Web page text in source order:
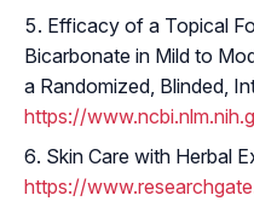
Efficacy of a Topical
Bicarbonate in Mild to
a Randomized, Blinded,
https://
Skin Care with Herbal
https://